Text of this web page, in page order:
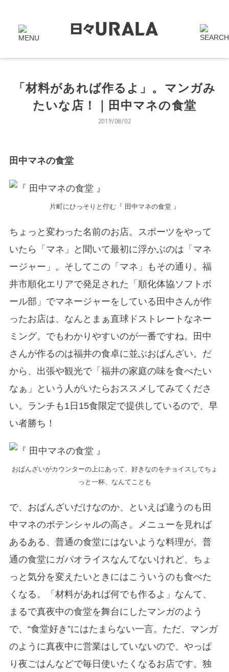
「材料があれば作るよ」。マンガみ
たいな店！｜田中マネの食堂
2019/08/02
田中マネの食堂
片町にひっそりと佇む『 田中マネの食堂 』
ちょっと変わった名前のお店。スポーツをやって
いたら「マネ」と聞いて最初に浮かぶのは「マネ
ージャー」。そしてこの「マネ」もその通り。福
井市順化エリアで発足された「順化体協ソフトボ
ール部」でマネージャーをしている田中さんが作
ったお店は、なんとまぁ直球ドストレートなネー
ミング。でもわかりやすいのが一番ですね。田中
さんが作るのは福井の食卓に並ぶおばんざい。だ
から、出張や観光で「福井の家庭の味を食べたい
なぁ」という人がいたらおススメしてみてくださ
い。ランチも1日15食限定で提供しているので、早
い者勝ち！
おばんざいがカウンターの上にあって、好きなのをチョイスしてちょ
っと一杯、なんてことも
で、おばんざいだけなのか、といえば違うのも田
中マネのポテンシャルの高さ。メニューを見れば
あるある、普通の食堂にはないような料理が。普
通の食堂にガパオライスなんてないけれど、ちょ
っと気分を変えたいときにはこういうのも食べた
くなる。「材料があれば何でも作るよ」なんて、
まるで真夜中の食堂を舞台にしたマンガのよう
で、“食堂好き”にはたまらない一言。ただ、マンガ
のように真夜中に営業はしていないので、やっぱ
り夜ごはんなどで毎日使いたくなるお店です。独